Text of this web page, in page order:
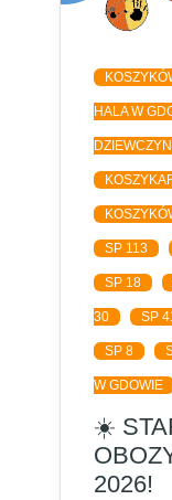
HALA W
SP 113
SP 18
30 SP
SP 8
W GDOWIE
☀️
2026!